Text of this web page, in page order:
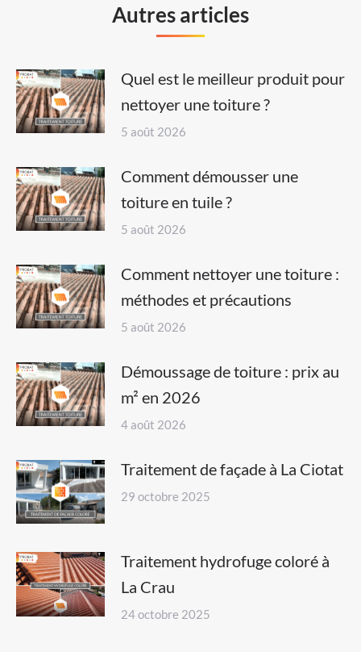
Autres articles
Quel est le meilleur produit pour
nettoyer une toiture ?
5 août 2026
Comment démousser une
toiture en tuile ?
5 août 2026
Comment nettoyer une toiture :
méthodes et précautions
5 août 2026
Démoussage de toiture : prix au
m² en 2026
4 août 2026
Traitement de façade à La Ciotat
29 octobre 2025
Traitement hydrofuge coloré à
La Crau
24 octobre 2025